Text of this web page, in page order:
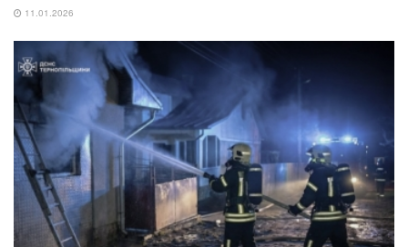
11.01.2026